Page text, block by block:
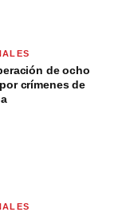
de ocho
crímenes de